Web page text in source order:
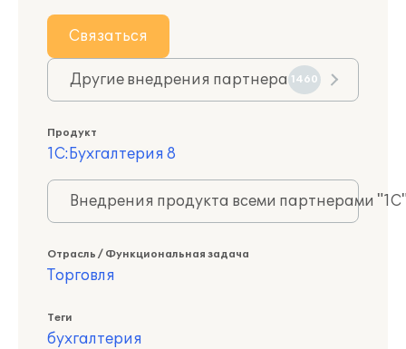
Связаться
Другие внедрения партнера 1460
Продукт
1С:Бухгалтерия 8
Внедрения продукта всеми партнерами
Отрасль / Функциональная задача
Торговля
Теги
бухгалтерия